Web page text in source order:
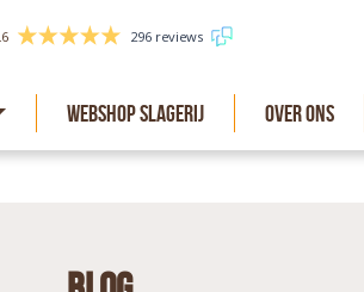
Webshop slagerij Over Ons
296 reviews